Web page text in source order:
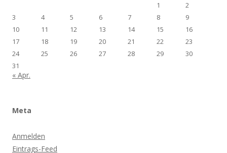
1
2
3
4 5 6 7 8
9
10
11 12 13 14 15
16
17
18 19 20 21 22
23
24
25 26 27 28 29
30
31
« Apr.
Meta
Anmelden
Eintrags-Feed